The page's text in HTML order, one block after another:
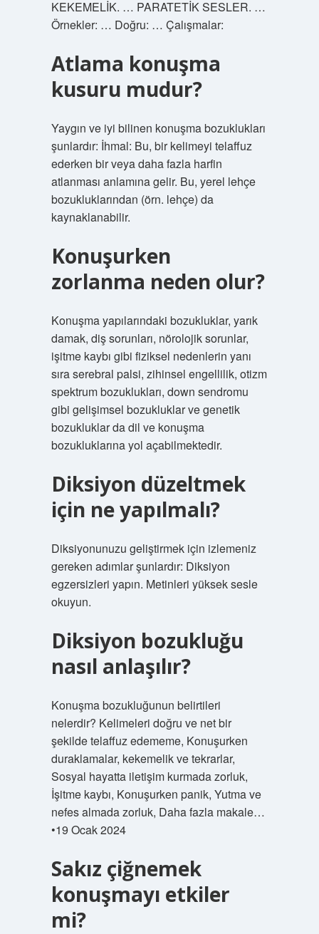
KEKEMELİK. … PARATETİK SESLER. …
Örnekler: … Doğru: … Çalışmalar:
Atlama konuşma
kusuru mudur?
Yaygın ve iyi bilinen konuşma bozuklukları
şunlardır: İhmal: Bu, bir kelimeyi telaffuz
ederken bir veya daha fazla harfin
atlanması anlamına gelir. Bu, yerel lehçe
bozukluklarından (örn. lehçe) da
kaynaklanabilir.
Konuşurken
zorlanma neden olur?
Konuşma yapılarındaki bozukluklar, yarık
damak, diş sorunları, nörolojik sorunlar,
işitme kaybı gibi fiziksel nedenlerin yanı
sıra serebral palsi, zihinsel engellilik, otizm
spektrum bozuklukları, down sendromu
gibi gelişimsel bozukluklar ve genetik
bozukluklar da dil ve konuşma
bozukluklarına yol açabilmektedir.
Diksiyon düzeltmek
için ne yapılmalı?
Diksiyonunuzu geliştirmek için izlemeniz
gereken adımlar şunlardır: Diksiyon
egzersizleri yapın. Metinleri yüksek sesle
okuyun.
Diksiyon bozukluğu
nasıl anlaşılır?
Konuşma bozukluğunun belirtileri
nelerdir? Kelimeleri doğru ve net bir
şekilde telaffuz edememe, Konuşurken
duraklamalar, kekemelik ve tekrarlar,
Sosyal hayatta iletişim kurmada zorluk,
İşitme kaybı, Konuşurken panik, Yutma ve
nefes almada zorluk, Daha fazla makale…
•19 Ocak 2024
Sakız çiğnemek
konuşmayı etkiler
mi?